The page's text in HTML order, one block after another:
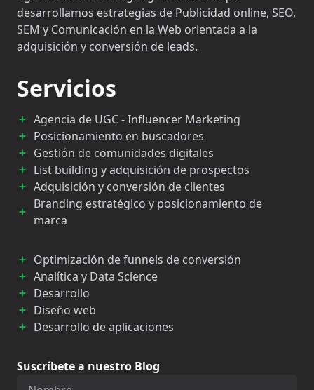
desarrollamos estrategias de Publicidad online, SEO,
SEM y Comunicación en la Web orientada a la
adquisición y conversión de leads.
Servicios
Agencia de UGC - Influencer Marketing
Posicionamiento en buscadores
Gestión de comunidades digitales
List building y adquisición de prospectos
Adquisición y conversión de clientes
Branding estratégico y posicionamiento de
marca
Optimización de funnels de conversión
Analítica y Data Science
Desarrollo
Diseño web
Desarrollo de aplicaciones
Suscríbete a nuestro Blog